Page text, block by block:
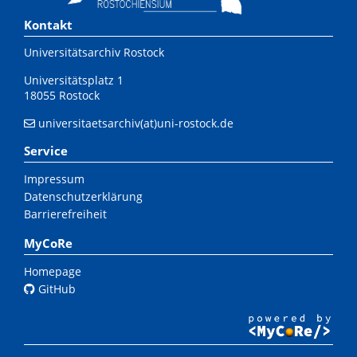
Kontakt
Universitätsarchiv Rostock
Universitätsplatz 1
18055 Rostock
universitaetsarchiv(at)uni-rostock.de
Service
Impressum
Datenschutzerklärung
Barrierefreiheit
MyCoRe
Homepage
GitHub